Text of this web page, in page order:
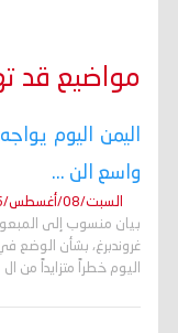
مواضيع قد
اليمن اليوم
واسع الن ...
السبت/08/أغسطس/2026 - 12:10 ص
بيان منسوب إلى
اليوم خطراً متزايداً من ال